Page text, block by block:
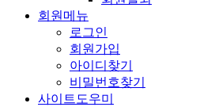
회원메뉴
로그인
회원가입
아이디찾기
비밀번호찾기
사이트도우미